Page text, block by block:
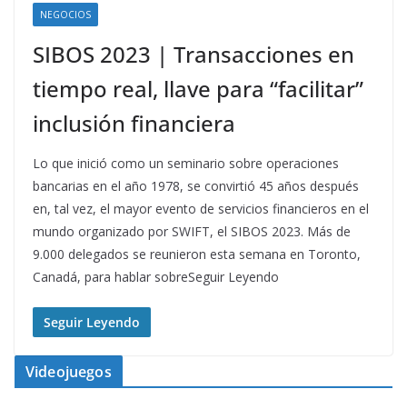
NEGOCIOS
SIBOS 2023 | Transacciones en
tiempo real, llave para “facilitar”
inclusión financiera
Lo que inició como un seminario sobre operaciones
bancarias en el año 1978, se convirtió 45 años después
en, tal vez, el mayor evento de servicios financieros en el
mundo organizado por SWIFT, el SIBOS 2023. Más de
9.000 delegados se reunieron esta semana en Toronto,
Canadá, para hablar sobreSeguir Leyendo
Seguir Leyendo
Videojuegos